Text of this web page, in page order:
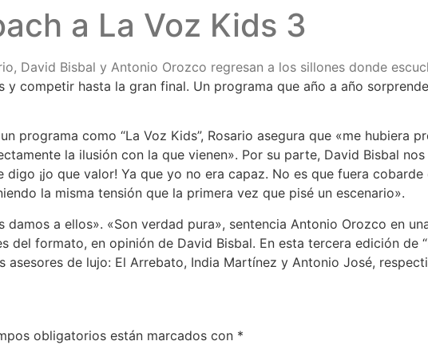
a La Voz Kids 3
David Bisbal y Antonio Orozco regresan a los sillones donde
competir hasta la gran final. Un programa que año a año
programa como “La Voz Kids”, Rosario asegura que «me hubiera
la ilusión con la que vienen». Por su parte, David Bisbal nos
¡jo que valor! Ya que yo no era capaz. No es que fuera cobarde
la misma tensión que la primera vez que pisé un escenario».
a ellos». «Son verdad pura», sentencia Antonio Orozco en
formato, en opinión de David Bisbal. En esta tercera edición de
de lujo: El Arrebato, India Martínez y Antonio José,
obligatorios están marcados con *